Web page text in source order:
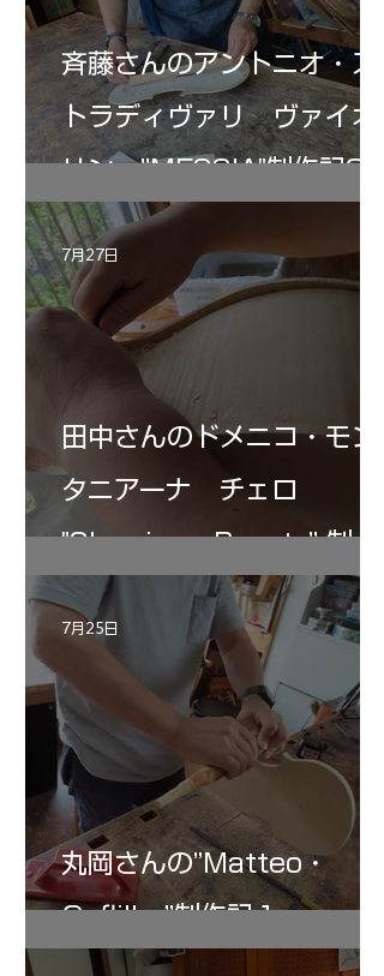
斉藤さんのアントニオ・ス
トラディヴァリ ヴァイオ
リン ”MESSIA"制作記33
田中さんのドメニコ・モン
タニアーナ チェロ
"Sleeping・Beauty” 制作
記 30
7月27日
丸岡さんの”Matteo・
Gofliller”制作記１
7月25日